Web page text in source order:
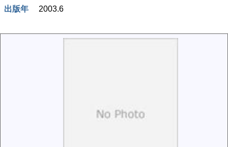
出版年
2003.6